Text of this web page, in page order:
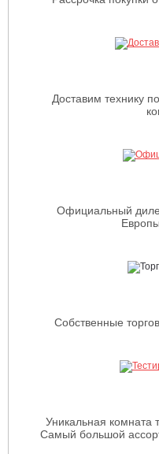
Доставим технику
Официальный
Собственные
Уникальная комната
Самый большой